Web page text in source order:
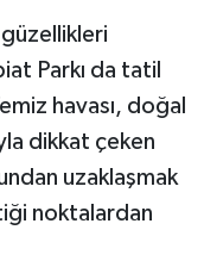
Parkı da tatil
havası, doğal
dikkat çeken
uzaklaşmak
noktalardan